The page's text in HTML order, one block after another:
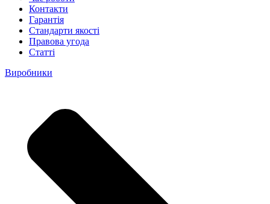
Контакти
Гарантія
Стандарти якості
Правова угода
Статті
Виробники